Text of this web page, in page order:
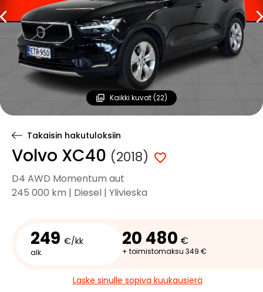
Kaikki kuvat (22)
Takaisin hakutuloksiin
Volvo XC40 (2018)
D4 AWD Momentum aut
245 000 km | Diesel | Ylivieska
249 €/kk
alk.
20 480 €
+ toimistomaksu 349 €
Laske sinulle sopiva kuukausierä